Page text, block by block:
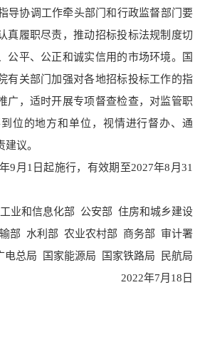
协调工作牵头部门和行政监督部门要
真履职尽责，推动招标投标法规制度切
公平、公正和诚实信用的市场环境。国
有关部门加强对各地招标投标工作的指
广，适时开展专项督查检查，对监管职
位的地方和单位，视情进行督办、通
议。
月1日起施行，有效期至2027年8月31
业和信息化部 公安部 住房和城乡建设
部 水利部 农业农村部 商务部 审计署
电总局 国家能源局 国家铁路局 民航局
2022年7月18日